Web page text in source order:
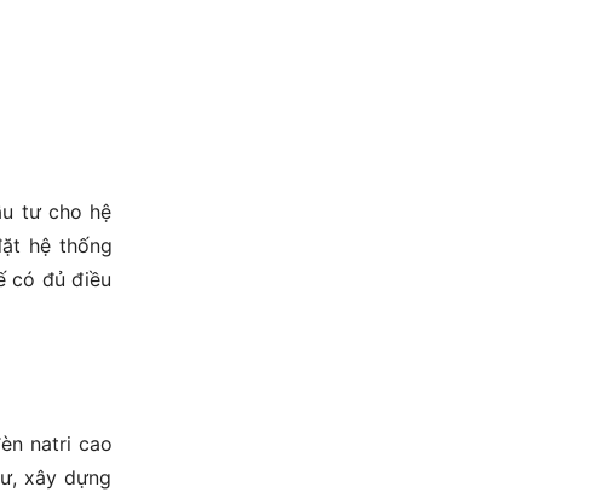
tư cho hệ
hệ thống
có đủ điều
natri cao
xây dựng